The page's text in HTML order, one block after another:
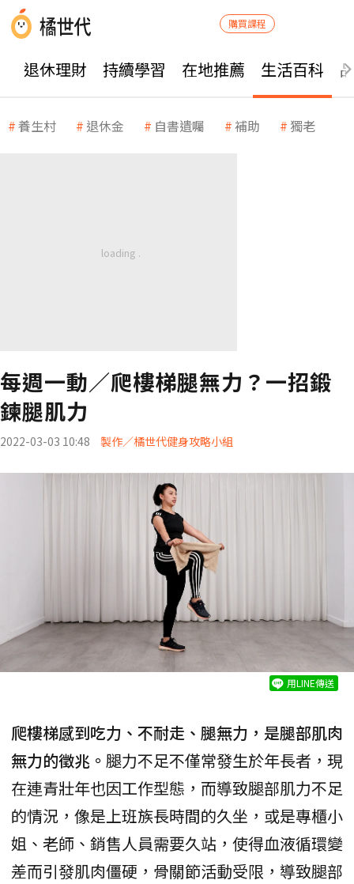
購買課程
退休理財 持續學習 在地推薦 生活百科
養生村 退休金 自書遺囑 補助 獨老
每週一動／爬樓梯腿無力？一招鍛
鍊腿肌力
2022-03-03 10:48 製作／橘世代健身攻略小組
用LINE傳送
爬樓梯感到吃力、不耐走、腿無力，是腿部肌肉
無力的徵兆。 腿力不足不僅常發生於年長者，現
在連青壯年也因工作型態，而導致腿部肌力不足
的情況，像是上班族長時間的久坐，或是專櫃小
姐、老師、銷售人員需要久站，使得血液循環變
差而引發肌肉僵硬，骨關節活動受限，導致腿部